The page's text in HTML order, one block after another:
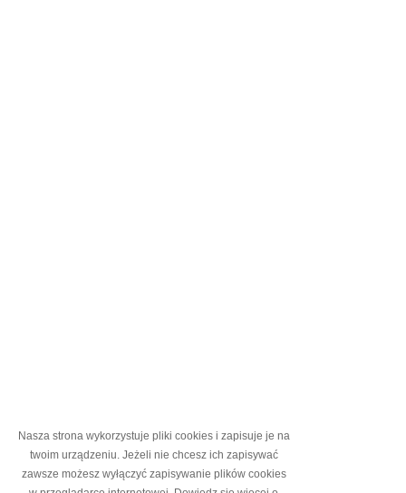
Nasza strona wykorzystuje pliki cookies i zapisuje je na
twoim urządzeniu. Jeżeli nie chcesz ich zapisywać
zawsze możesz wyłączyć zapisywanie plików cookies